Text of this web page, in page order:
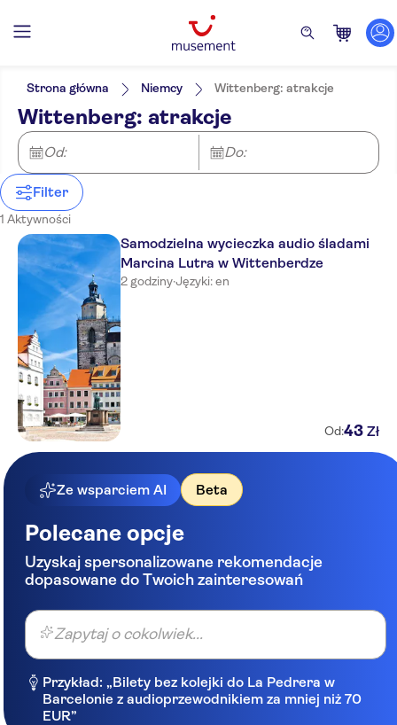
Filtry
NO-PICKUP
Bilet
Wycieczka z Audioprzewodnikiem
E-Voucher
Natychmiastowe potwierdzenie
Zajęcia rekreacyjne
Język
Strona główna Niemcy Wittenberg: atrakcje
Wittenberg: atrakcje
Od: Do:
Filter
1 Aktywności
Samodzielna wycieczka audio śladami
Marcina Lutra w Wittenberdze
2 godziny·Języki: en
Od:43 Zł
Ze wsparciem AI Beta
Polecane opcje
Uzyskaj spersonalizowane rekomendacje
dopasowane do Twoich zainteresowań
Zapytaj o cokolwiek...
Przykład: „Bilety bez kolejki do La Pedrera w
Barcelonie z audioprzewodnikiem za mniej niż 70
EUR”